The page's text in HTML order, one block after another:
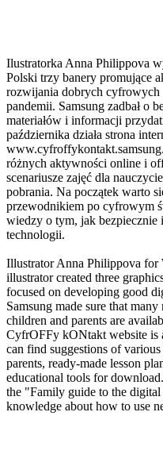
Ilustratorka Anna Philippova
Polski trzy banery promujące
rozwijania dobrych
pandemii. Samsung zadbał o
materiałów i informacji
października działa strona
różnych aktywności online i
scenariusze zajęć dla
pobrania. Na początek warto
przewodnikiem po cyfrowym
wiedzy o tym, jak bezpiecznie
technologii.
Illustrator Anna Philippova for
illustrator created three
focused on developing good
Samsung made sure that
children and parents are
CyfrOFFy kONtakt website is
can find suggestions of
parents, ready-made lesson
educational tools for
the "Family guide to the
knowledge about how to use